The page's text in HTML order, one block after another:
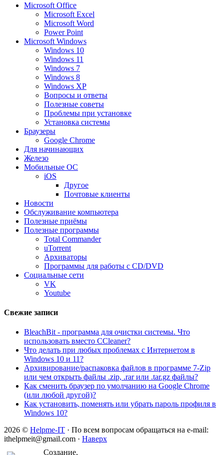
Microsoft Office
Microsoft Excel
Microsoft Word
Power Point
Microsoft Windows
Windows 10
Windows 11
Windows 7
Windows 8
Windows XP
Вопросы и ответы
Полезные советы
Проблемы при установке
Установка системы
Браузеры
Google Chrome
Для начинающих
Железо
Мобильные ОС
iOS
Другое
Почтовые клиенты
Новости
Обслуживание компьютера
Полезные приёмы
Полезные программы
Total Commander
uTorrent
Архиваторы
Программы для работы с CD/DVD
Социальные сети
VK
Youtube
Свежие записи
BleachBit - программа для очистки системы. Что
использовать вместо CCleaner?
Что делать при любых проблемах с Интернетом в
Windows 10 и 11?
Архивирование/распаковка файлов в программе 7-Zip
или чем открыть файлы .zip, .rar или .tar.gz файлы?
Как сменить браузер по умолчанию на Google Chrome
(или любой другой)?
Как установить, поменять или убрать пароль профиля в
Windows 10?
2026 © Helpme-IT · По всем вопросам обращаться на e-mail:
ithelpmeit@gmail.com · Наверх
Создание,